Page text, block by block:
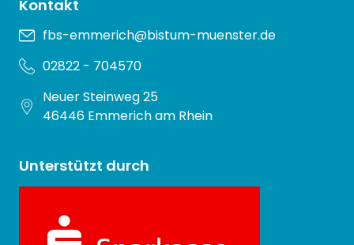
Kontakt
fbs-emmerich@bistum-muenster.de
02822 - 704570
Neuer Steinweg 25
46446 Emmerich am Rhein
Unterstützt durch